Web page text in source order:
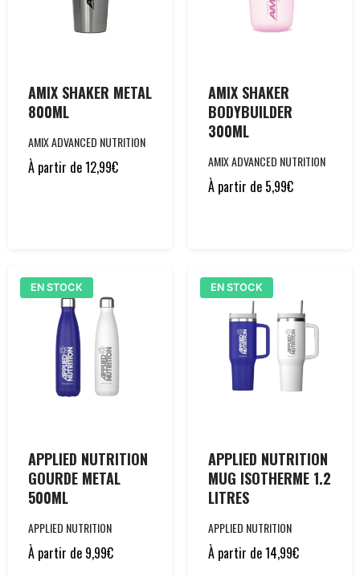
AMIX SHAKER METAL
800ML
AMIX ADVANCED NUTRITION
À partir de12,99€
AMIX SHAKER
BODYBUILDER
300ML
AMIX ADVANCED NUTRITION
À partir de 5,99€
EN STOCK
APPLIED NUTRITION
GOURDE METAL
500ML
APPLIED NUTRITION
À partir de 9,99€
EN STOCK
APPLIED NUTRITION
MUG ISOTHERME 1.2
LITRES
APPLIED NUTRITION
À partir de14,99€